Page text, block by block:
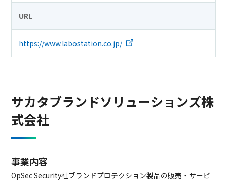
URL
https://www.labostation.co.jp/
サカタブランドソリューションズ株
式会社
事業内容
OpSec Security社ブランドプロテクション製品の販売・サービ